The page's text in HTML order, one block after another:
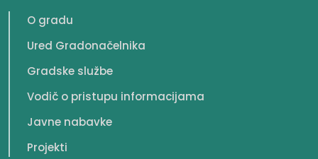
O gradu
Ured Gradonačelnika
Gradske službe
Vodič o pristupu informacijama
Javne nabavke
Projekti